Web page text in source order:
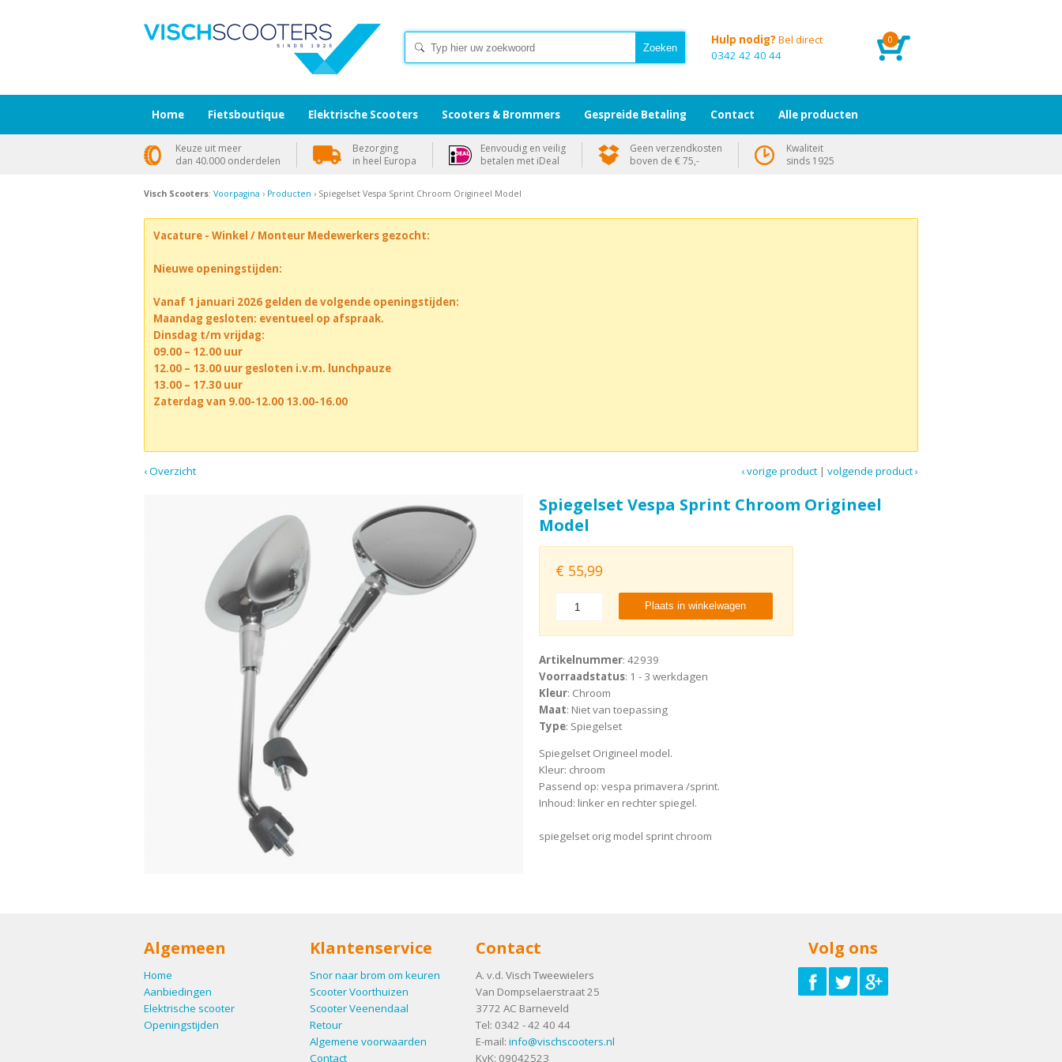
0
Hulp nodig? Bel direct
0342 42 40 44
Visch Scooters: Voorpagina › Producten › Spiegelset Vespa Sprint Chroom Origineel Model
Vacature - Winkel / Monteur Medewerkers gezocht:
Nieuwe openingstijden:
Vanaf 1 januari 2026 gelden de volgende openingstijden:
Maandag gesloten: eventueel op afspraak.
Dinsdag t/m vrijdag:
09.00 – 12.00 uur
12.00 – 13.00 uur gesloten i.v.m. lunchpauze
13.00 – 17.30 uur
Zaterdag van 9.00-12.00 13.00-16.00
‹ Overzicht volgende product ›
|
‹ vorige product
Spiegelset Vespa Sprint Chroom Origineel
Model
€ 55,99
Plaats in winkelwagen
Artikelnummer: 42939
Voorraadstatus: 1 - 3 werkdagen
Kleur: Chroom
Maat: Niet van toepassing
Type: Spiegelset
Spiegelset Origineel model.
Kleur: chroom
Passend op: vespa primavera /sprint.
Inhoud: linker en rechter spiegel.
spiegelset orig model sprint chroom
Algemeen
Home
Aanbiedingen
Elektrische scooter
Openingstijden
Klantenservice
Snor naar brom om keuren
Scooter Voorthuizen
Scooter Veenendaal
Retour
Algemene voorwaarden
Contact
Contact
A. v.d. Visch Tweewielers
Van Dompselaerstraat 25
3772 AC Barneveld
Tel: 0342 - 42 40 44
E-mail: info@vischscooters.nl
KvK: 09042523
Volg ons
Home Fietsboutique Elektrische Scooters Scooters & Brommers Gespreide Betaling Contact Alle producten
Keuze uit meer
dan 40.000 onderdelen
Bezorging
in heel Europa
Eenvoudig en veilig
betalen met iDeal
Geen verzendkosten
boven de € 75,-
Kwaliteit
sinds 1925